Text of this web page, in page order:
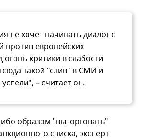
не хочет начинать диалог с
против европейских
критики в слабости
такой "слив" в СМИ и
– считает он.
образом "выторговать"
списка, эксперт